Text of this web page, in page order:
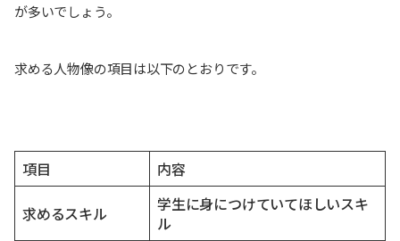
が多いでしょう。
求める人物像の項目は以下のとおりです。
項目 内容
求めるスキル
学生に身につけていてほしいスキ
ル